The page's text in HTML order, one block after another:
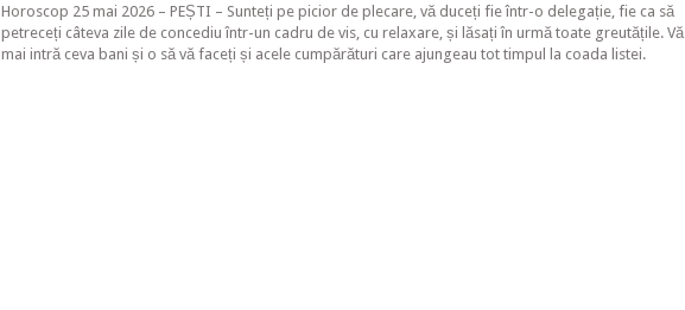
Horoscop 25 mai 2026 – PEȘTI – Sunteți pe picior de plecare, vă duceți fie într-o delegație, fie ca să
petreceți câteva zile de concediu într-un cadru de vis, cu relaxare, și lăsați în urmă toate greutățile. Vă
mai intră ceva bani și o să vă faceți și acele cumpărături care ajungeau tot timpul la coada listei.